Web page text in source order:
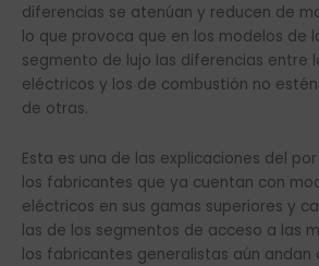
diferencias se atenúan y reducen de
lo que provoca que en los modelos de
segmento de lujo las diferencias entre
eléctricos y los de combustión no
de otras.
Esta es una de las explicaciones del
los fabricantes que ya cuentan con
eléctricos en sus gamas superiores y
las de los segmentos de acceso a las
los fabricantes generalistas aún